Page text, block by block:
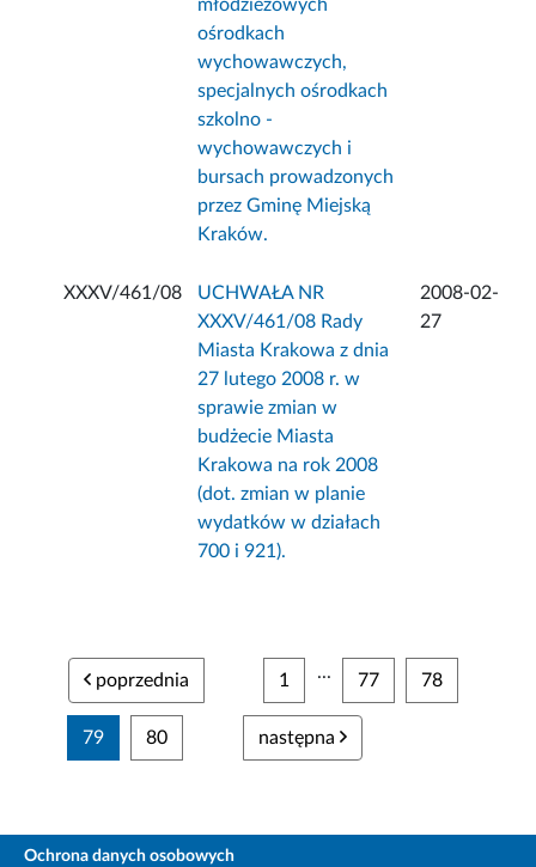
młodzieżowych
ośrodkach
wychowawczych,
specjalnych ośrodkach
szkolno -
wychowawczych i
bursach prowadzonych
przez Gminę Miejską
Kraków.
XXXV/461/08
UCHWAŁA NR
XXXV/461/08 Rady
Miasta Krakowa z dnia
27 lutego 2008 r. w
sprawie zmian w
budżecie Miasta
Krakowa na rok 2008
(dot. zmian w planie
wydatków w działach
700 i 921).
2008-02-
27
poprzednia 1 ... 77 78
79 80 następna
Ochrona danych osobowych